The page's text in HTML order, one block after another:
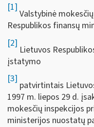
[1]
Valstybinė
Respublikos finansų
[2]
Lietuvos
įstatymo
[3]
patvirtintais
1997 m. liepos 29 d.
mokesčių inspekcijos
ministerijos nuostatų